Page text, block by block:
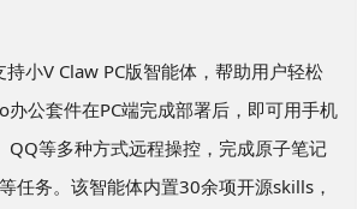
小V Claw PC版智能体，帮助用户轻松
办公套件在PC端完成部署后，即可用手机
QQ等多种方式远程操控，完成原子笔记
任务。该智能体内置30余项开源skills，